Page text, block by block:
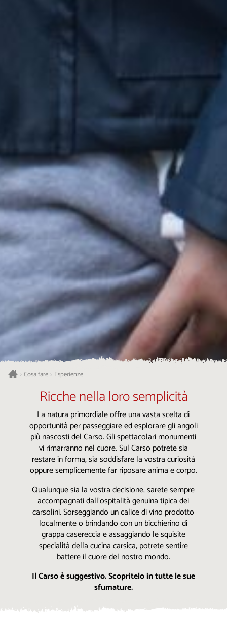
>Cosa fare > Esperienze
Ricche nella loro semplicità
La natura primordiale offre una vasta scelta di
opportunità per passeggiare ed esplorare gli angoli
più nascosti del Carso. Gli spettacolari monumenti
vi rimarranno nel cuore. Sul Carso potrete sia
restare in forma, sia soddisfare la vostra curiosità
oppure semplicemente far riposare anima e corpo.
Qualunque sia la vostra decisione, sarete sempre
accompagnati dall’ospitalità genuina tipica dei
carsolini. Sorseggiando un calice di vino prodotto
localmente o brindando con un bicchierino di
grappa casereccia e assaggiando le squisite
specialità della cucina carsica, potrete sentire
battere il cuore del nostro mondo.
Il Carso è suggestivo. Scopritelo in tutte le sue
sfumature.